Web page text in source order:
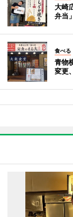
大崎
弁当
食べる
青物
変更